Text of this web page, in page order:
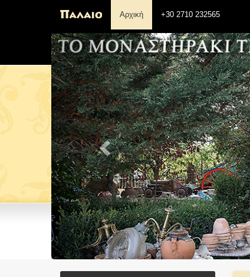
Αρχική +30 2710 232565
Previous